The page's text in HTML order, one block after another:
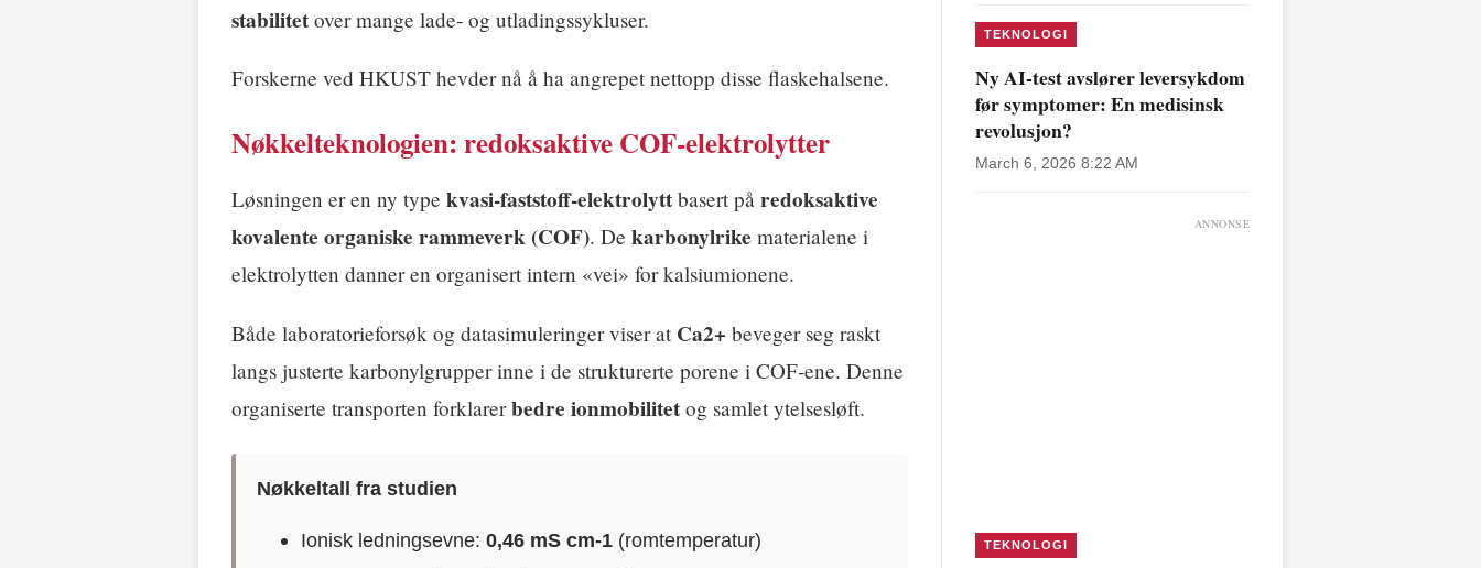
stabilitet over mange lade‑ og utladingssykluser.
Forskerne ved HKUST hevder nå å ha angrepet nettopp disse flaskehalsene.
Nøkkelteknologien: redoksaktive COF‑elektrolytter
Løsningen er en ny type kvasi‑faststoff‑elektrolytt basert på redoksaktive
kovalente organiske rammeverk (COF). De karbonylrike materialene i
elektrolytten danner en organisert intern «vei» for kalsiumionene.
Både laboratorieforsøk og datasimuleringer viser at Ca2+ beveger seg raskt
langs justerte karbonylgrupper inne i de strukturerte porene i COF‑ene. Denne
organiserte transporten forklarerbedre ionmobilitet og samlet ytelsesløft.
Nøkkeltall fra studien
Ionisk ledningsevne:0,46 mS cm-1 (romtemperatur)
TEKNOLOGI
Ny AI-test avslører leversykdom
før symptomer: En medisinsk
revolusjon?
March 6, 2026 8:22 AM
ANNONSE
TEKNOLOGI